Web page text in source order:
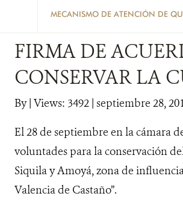
MECANISMO DE ATENCIÓN DE
FIRMA DE
CONSERVAR LA
By| Views: 3492| septiembre 28,
El 28 de septiembre en la cámara
voluntades para la conservación
Siquila y Amoyá, zona de
Valencia de Castaño”.